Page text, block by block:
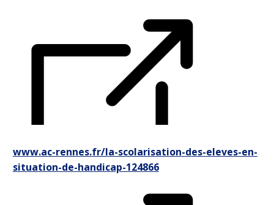
www.ac-rennes.fr/la-scolarisation-des-eleves-en-
situation-de-handicap-124866